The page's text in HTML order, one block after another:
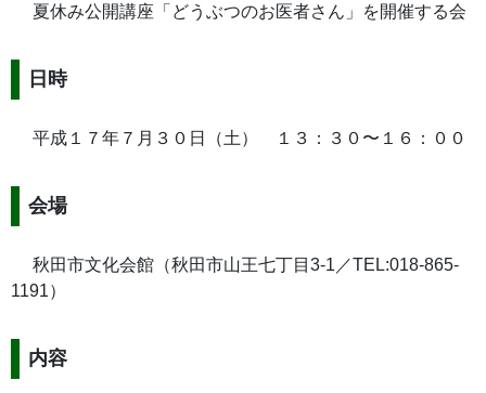
夏休み公開講座「どうぶつのお医者さん」を開催する会
日時
平成１７年７月３０日（土） １３：３０〜１６：００
会場
秋田市文化会館（秋田市山王七丁目3-1／TEL:018-865-
1191）
内容